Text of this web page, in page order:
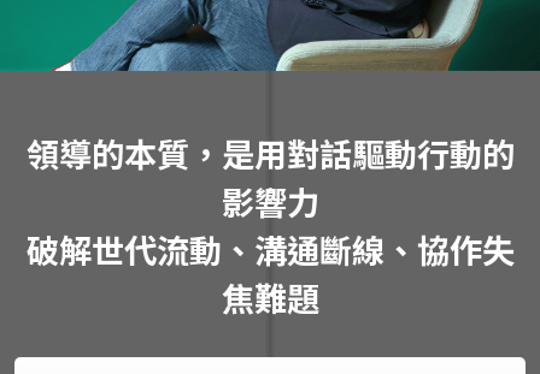
領導的本質，是用對話驅動行動的
影響力
破解世代流動、溝通斷線、協作失
焦難題